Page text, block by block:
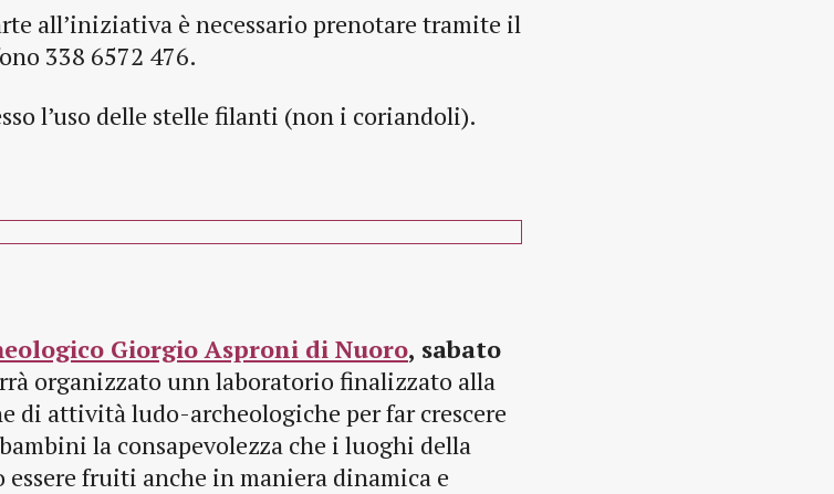
all’iniziativa è necessario prenotare tramite il
338 6572 476.
l’uso delle stelle filanti (non i coriandoli).
Giorgio Asproni di Nuoro, sabato
organizzato unn laboratorio finalizzato alla
di attività ludo-archeologiche per far crescere
la consapevolezza che i luoghi della
essere fruiti anche in maniera dinamica e